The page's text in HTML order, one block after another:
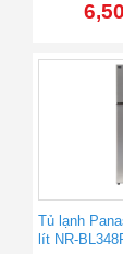
Tủ lạnh
lít NR-